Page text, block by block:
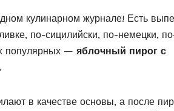
кулинарном журнале! Есть
по-сицилийски, по-немецки,
популярных — яблочный пирог с
в качестве основы, а после